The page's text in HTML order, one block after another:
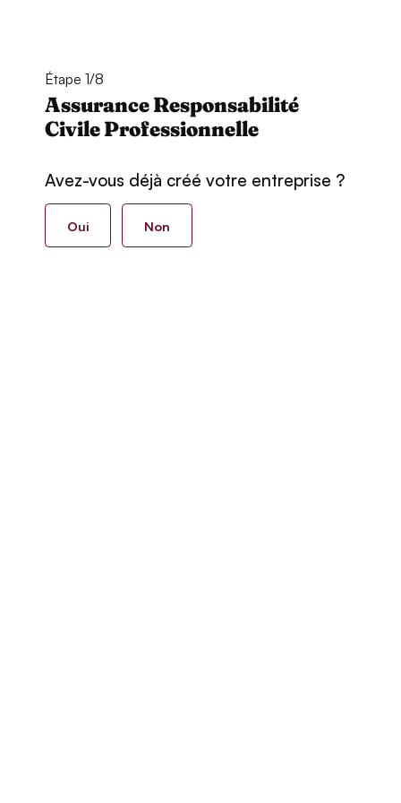
Étape 1/8
Assurance Responsabilité
Civile Professionnelle
Avez-vous déjà créé votre entreprise ?
Oui Non